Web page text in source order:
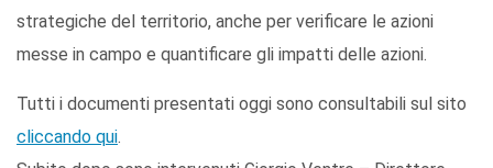
strategiche del territorio, anche per verificare le azioni
messe in campo e quantificare gli impatti delle azioni.
Tutti i documenti presentati oggi sono consultabili sul sito
cliccando qui.